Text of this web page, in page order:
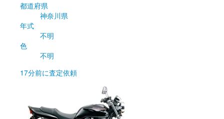
都道府県
神奈川県
年式
不明
色
不明
17分前に査定依頼